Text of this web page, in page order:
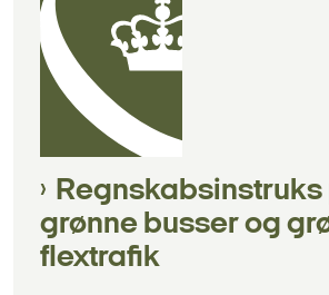
Regnskabsinstruks
grønne busser og
flextrafik